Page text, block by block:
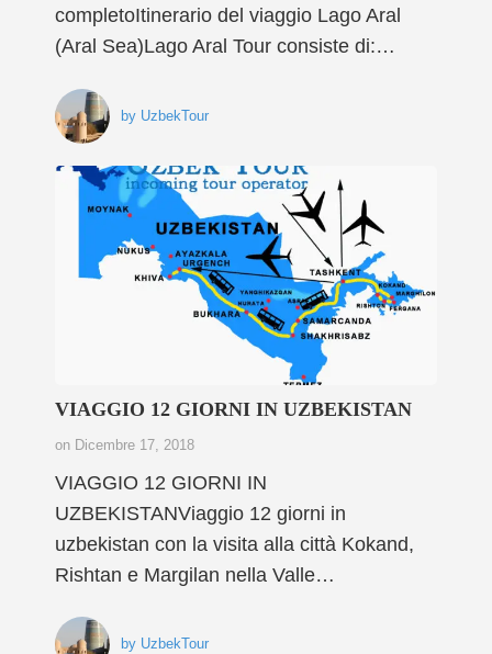
completoItinerario del viaggio Lago Aral
(Aral Sea)Lago Aral Tour consiste di:…
by UzbekTour
VIAGGIO 12 GIORNI IN UZBEKISTAN
on Dicembre 17, 2018
VIAGGIO 12 GIORNI IN
UZBEKISTANViaggio 12 giorni in
uzbekistan con la visita alla città Kokand,
Rishtan e Margilan nella Valle…
by UzbekTour